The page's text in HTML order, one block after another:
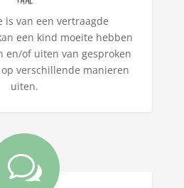
is van een vertraagde
een kind moeite hebben
en/of uiten van gesproken
verschillende manieren
uiten.
w